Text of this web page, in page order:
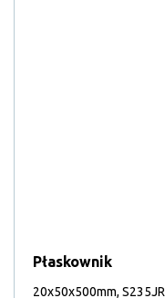
Płaskownik
20x50x500mm, S235JR